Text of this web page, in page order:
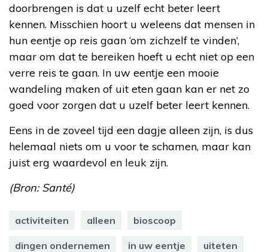
doorbrengen is dat u uzelf echt beter leert
kennen. Misschien hoort u weleens dat mensen in
hun eentje op reis gaan ‘om zichzelf te vinden’,
maar om dat te bereiken hoeft u echt niet op een
verre reis te gaan. In uw eentje een mooie
wandeling maken of uit eten gaan kan er net zo
goed voor zorgen dat u uzelf beter leert kennen.
Eens in de zoveel tijd een dagje alleen zijn, is dus
helemaal niets om u voor te schamen, maar kan
juist erg waardevol en leuk zijn.
(Bron: Santé)
activiteiten alleen bioscoop
dingen ondernemen in uw eentje uiteten